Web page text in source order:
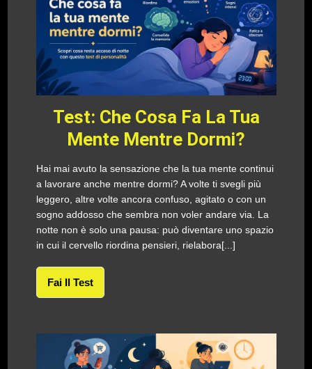
Test: Che Cosa Fa La Tua
Mente Mentre Dormi?
Hai mai avuto la sensazione che la tua mente continui
a lavorare anche mentre dormi? A volte ti svegli più
leggero, altre volte ancora confuso, agitato o con un
sogno addosso che sembra non voler andare via. La
notte non è solo una pausa: può diventare uno spazio
in cui il cervello riordina pensieri, rielabora[...]
Fai Il Test